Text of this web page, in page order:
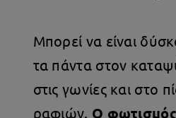
Μπορεί να είναι
τα πάντα στον
στις γωνίες και στο
ραφιών. Ο